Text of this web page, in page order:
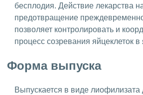
бесплодия. Действие лекарства
предотвращение
позволяет контролировать и
процесс созревания яйцеклеток в
Форма выпуска
Выпускается в виде лиофилизата